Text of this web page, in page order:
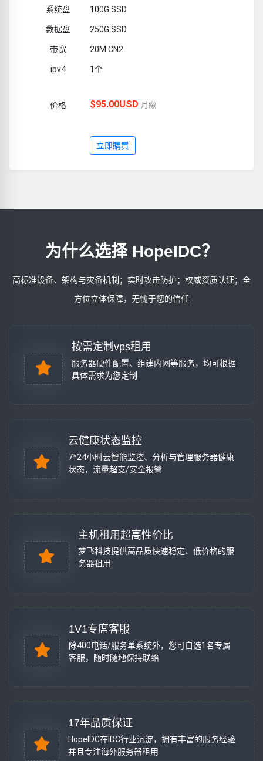
100G SSD
250G SSD
20M CN2
1个
$95.00USD 月繳
立即購買
为什么选择 HopeIDC？
高标准设备、架构与灾备机制；实时攻击防护；权威资质认证；全
方位立体保障，无愧于您的信任
按需定制vps租用
服务器硬件配置、组建内网等服务，均可根据
具体需求为您定制
云健康状态监控
7*24小时云智能监控、分析与管理服务器健康
状态，流量超支/安全报警
主机租用超高性价比
梦飞科技提供高品质快速稳定、低价格的服
务器租用
1V1专席客服
除400电话/服务单系统外，您可自选1名专属
客服，随时随地保持联络
17年品质保证
HopeIDC在IDC行业沉淀，拥有丰富的服务经验
并且专注海外服务器租用